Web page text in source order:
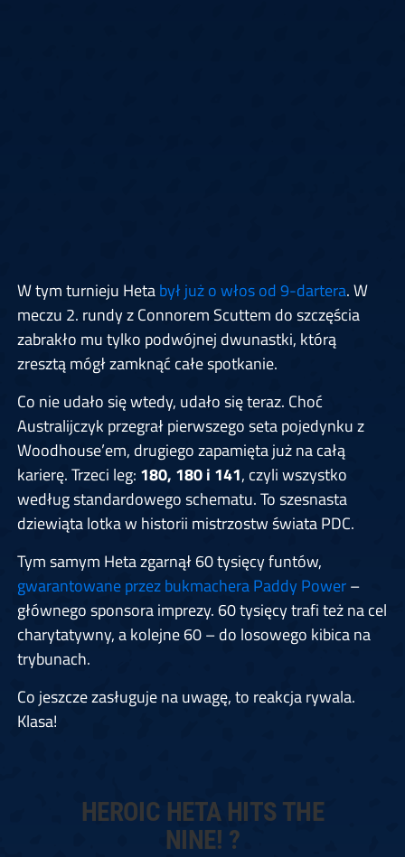
W tym turnieju Hetabył już o włos od 9-dartera. W
meczu 2. rundy z Connorem Scuttem do szczęścia
zabrakło mu tylko podwójnej dwunastki, którą
zresztą mógł zamknąć całe spotkanie.
Co nie udało się wtedy, udało się teraz. Choć
Australijczyk przegrał pierwszego seta pojedynku z
Woodhouse’em, drugiego zapamięta już na całą
karierę. Trzeci leg: 180, 180 i 141, czyli wszystko
według standardowego schematu. To szesnasta
dziewiąta lotka w historii mistrzostw świata PDC.
Tym samym Heta zgarnął 60 tysięcy funtów,
gwarantowane przez bukmachera Paddy Power–
głównego sponsora imprezy. 60 tysięcy trafi też na cel
charytatywny, a kolejne 60 – do losowego kibica na
trybunach.
Co jeszcze zasługuje na uwagę, to reakcja rywala.
Klasa!
HEROIC HETA HITS THE
NINE! ?